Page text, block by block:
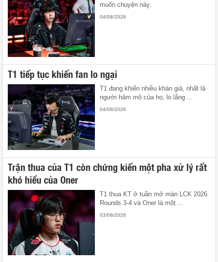
muốn chuyện này.
04/08/2026
T1 tiếp tục khiến fan lo ngại
T1 đang khiến nhiều khán giả, nhất là
người hâm mộ của họ, lo lắng ...
04/08/2026
Trận thua của T1 còn chứng kiến một pha xử lý rất
khó hiểu của Oner
T1 thua KT ở tuần mở màn LCK 2026
Rounds 3-4 và Oner là một ...
03/08/2026